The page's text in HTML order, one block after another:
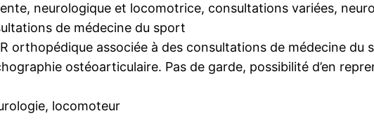
neurologique et locomotrice, consultations variées,
de médecine du sport
orthopédique associée à des consultations de médecine du
ostéoarticulaire. Pas de garde, possibilité d’en
locomoteur